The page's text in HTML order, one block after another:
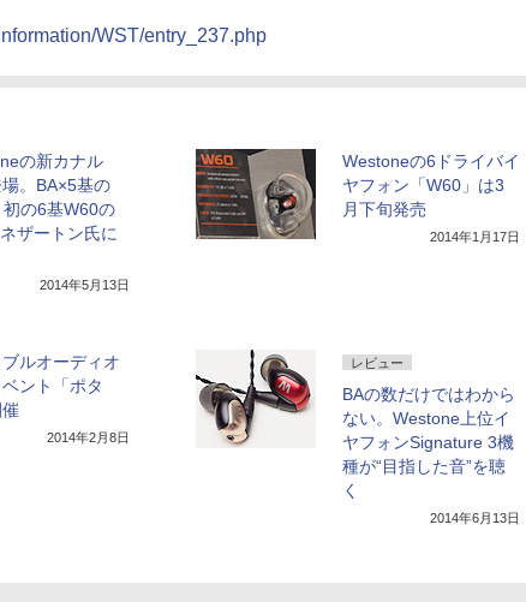
WST/entry_237.php
の新カナル
。BA×5基の
の6基W60の
ザートン氏に
2014年5月13日
Westoneの6ドライバイ
ヤフォン「W60」は3
月下旬発売
2014年1月17日
ルオーディオ
ント「ポタ
2014年2月8日
レビュー
BAの数だけではわから
ない。Westone上位イ
ヤフォンSignature 3機
種が“目指した音”を聴
く
2014年6月13日